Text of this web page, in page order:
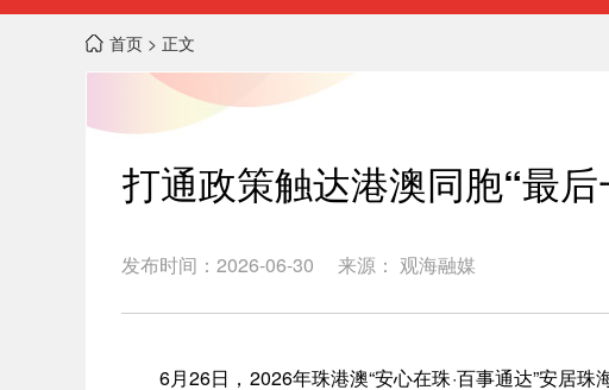
首页 > 正文
打通政策触达港澳同胞“最
发布时间：2026-06-30 来源： 观海融媒
6月26日，2026年珠港澳“安心在珠·百事通达”安居珠